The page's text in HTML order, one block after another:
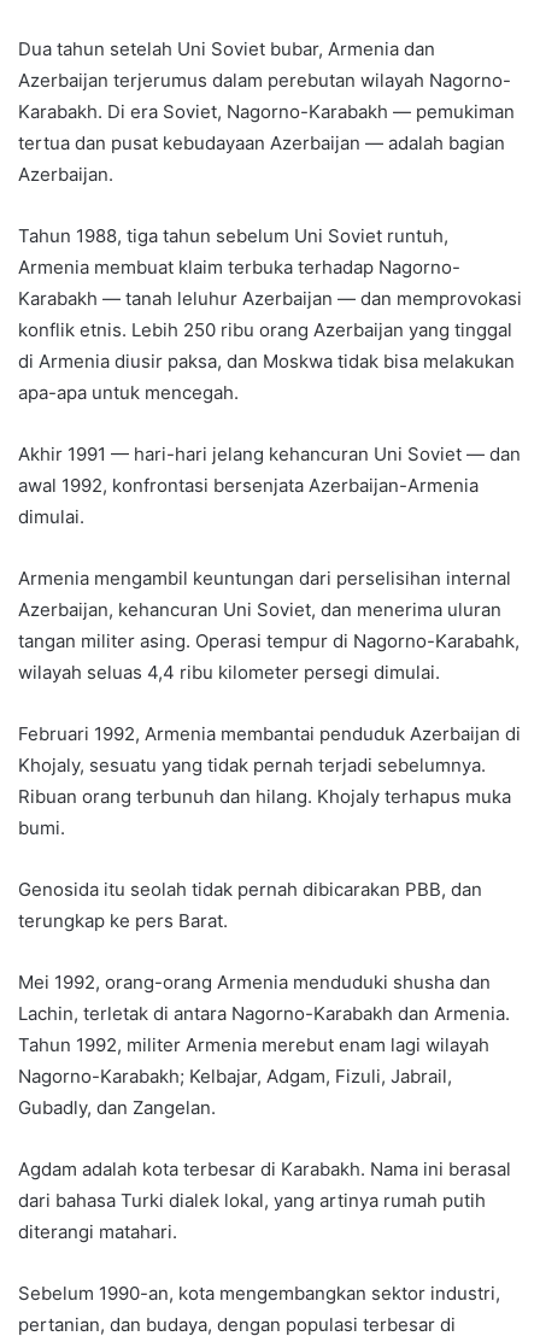
Dua tahun setelah Uni Soviet bubar, Armenia dan
Azerbaijan terjerumus dalam perebutan wilayah Nagorno-
Karabakh. Di era Soviet, Nagorno-Karabakh — pemukiman
tertua dan pusat kebudayaan Azerbaijan — adalah bagian
Azerbaijan.
Tahun 1988, tiga tahun sebelum Uni Soviet runtuh,
Armenia membuat klaim terbuka terhadap Nagorno-
Karabakh — tanah leluhur Azerbaijan — dan memprovokasi
konflik etnis. Lebih 250 ribu orang Azerbaijan yang tinggal
di Armenia diusir paksa, dan Moskwa tidak bisa melakukan
apa-apa untuk mencegah.
Akhir 1991 — hari-hari jelang kehancuran Uni Soviet — dan
awal 1992, konfrontasi bersenjata Azerbaijan-Armenia
dimulai.
Armenia mengambil keuntungan dari perselisihan internal
Azerbaijan, kehancuran Uni Soviet, dan menerima uluran
tangan militer asing. Operasi tempur di Nagorno-Karabahk,
wilayah seluas 4,4 ribu kilometer persegi dimulai.
Februari 1992, Armenia membantai penduduk Azerbaijan di
Khojaly, sesuatu yang tidak pernah terjadi sebelumnya.
Ribuan orang terbunuh dan hilang. Khojaly terhapus muka
bumi.
Genosida itu seolah tidak pernah dibicarakan PBB, dan
terungkap ke pers Barat.
Mei 1992, orang-orang Armenia menduduki shusha dan
Lachin, terletak di antara Nagorno-Karabakh dan Armenia.
Tahun 1992, militer Armenia merebut enam lagi wilayah
Nagorno-Karabakh; Kelbajar, Adgam, Fizuli, Jabrail,
Gubadly, dan Zangelan.
Agdam adalah kota terbesar di Karabakh. Nama ini berasal
dari bahasa Turki dialek lokal, yang artinya rumah putih
diterangi matahari.
Sebelum 1990-an, kota mengembangkan sektor industri,
pertanian, dan budaya, dengan populasi terbesar di